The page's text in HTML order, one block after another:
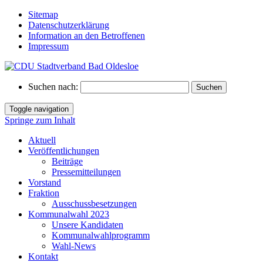
Sitemap
Datenschutzerklärung
Information an den Betroffenen
Impressum
Suchen nach:
Toggle navigation
Springe zum Inhalt
Aktuell
Veröffentlichungen
Beiträge
Pressemitteilungen
Vorstand
Fraktion
Ausschussbesetzungen
Kommunalwahl 2023
Unsere Kandidaten
Kommunalwahlprogramm
Wahl-News
Kontakt